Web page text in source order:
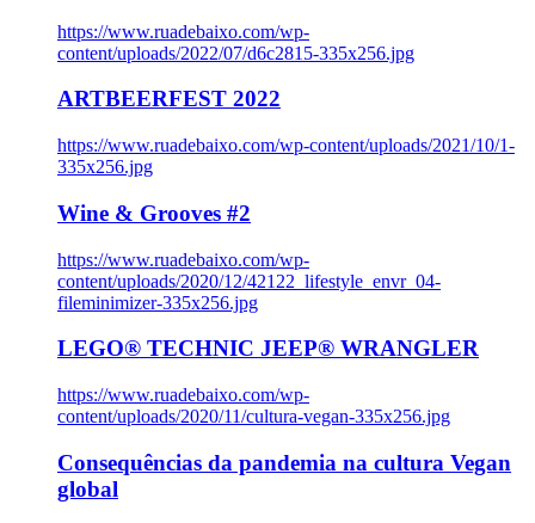
https://www.ruadebaixo.com/wp-
content/uploads/2022/07/d6c2815-335x256.jpg
ARTBEERFEST 2022
https://www.ruadebaixo.com/wp-content/uploads/2021/10/1-
335x256.jpg
Wine & Grooves #2
https://www.ruadebaixo.com/wp-
content/uploads/2020/12/42122_lifestyle_envr_04-
fileminimizer-335x256.jpg
LEGO® TECHNIC JEEP® WRANGLER
https://www.ruadebaixo.com/wp-
content/uploads/2020/11/cultura-vegan-335x256.jpg
Consequências da pandemia na cultura Vegan
global